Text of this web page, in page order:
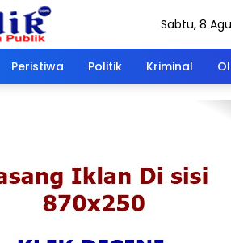
Sabtu, 8
Peristiwa Politik Kriminal